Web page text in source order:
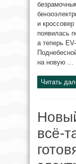
и
появилась
а теперь
на новую ...
Читать
всё-